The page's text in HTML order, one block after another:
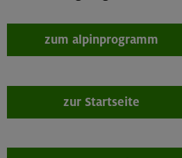
zum alpinprogramm
zur Startseite